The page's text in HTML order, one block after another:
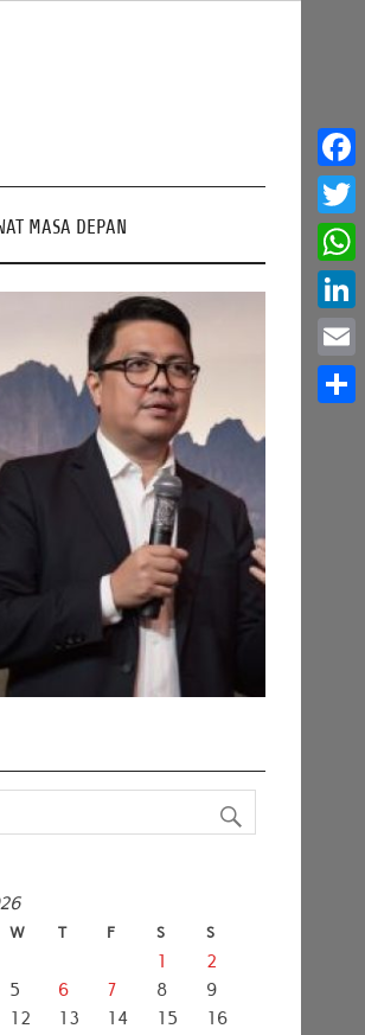
MASA DEPAN
W T F S S
1
2
5 6 7 8
9
12 13 14 15
16
Email